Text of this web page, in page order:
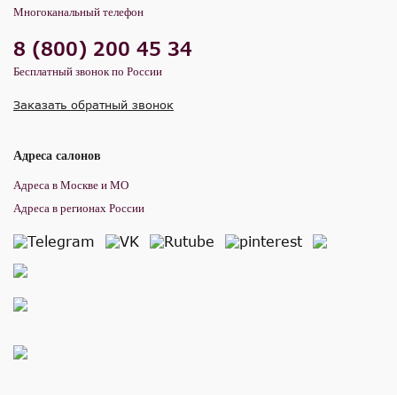
Многоканальный телефон
8 (800) 200 45 34
Бесплатный звонок по России
Заказать обратный звонок
Адреса салонов
Адреса в Москве и МО
Адреса в регионах России